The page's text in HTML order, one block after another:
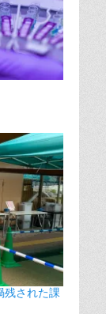
残された課